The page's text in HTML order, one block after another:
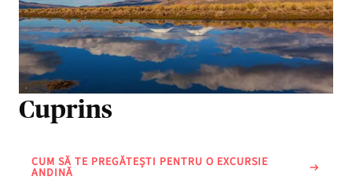
Cuprins
CUM SĂ TE PREGĂTEȘTI PENTRU O EXCURSIE
ANDINĂ